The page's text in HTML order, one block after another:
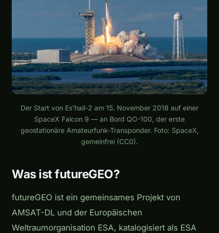
Der Start von Es'hail-2 am 15. November 2018 auf einer
SpaceX Falcon 9 — an Bord QO-100, der erste
geostationäre Amateurfunk-Transponder. Foto: SpaceX,
gemeinfrei (CC0).
Was ist futureGEO?
futureGEO ist ein gemeinsames Projekt von
AMSAT-DL und der Europäischen
Weltraumorganisation ESA, katalogisiert als ESA